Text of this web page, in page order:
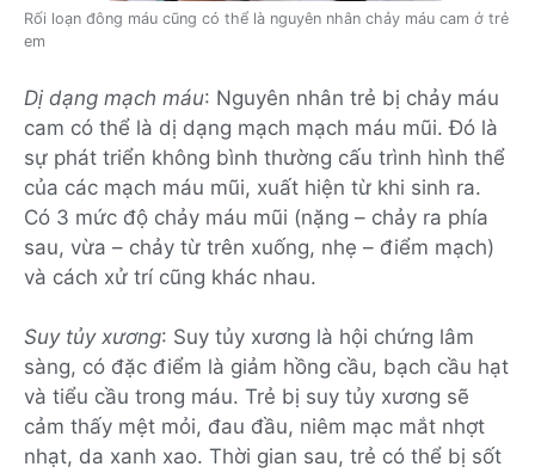
Rối loạn đông máu cũng có thể là nguyên nhân chảy máu cam ở trẻ
em
Dị dạng mạch máu: Nguyên nhân trẻ bị chảy máu
cam có thể là dị dạng mạch mạch máu mũi. Đó là
sự phát triển không bình thường cấu trình hình thể
của các mạch máu mũi, xuất hiện từ khi sinh ra.
Có 3 mức độ chảy máu mũi (nặng – chảy ra phía
sau, vừa – chảy từ trên xuống, nhẹ – điểm mạch)
và cách xử trí cũng khác nhau.
Suy tủy xương: Suy tủy xương là hội chứng lâm
sàng, có đặc điểm là giảm hồng cầu, bạch cầu hạt
và tiểu cầu trong máu. Trẻ bị suy tủy xương sẽ
cảm thấy mệt mỏi, đau đầu, niêm mạc mắt nhợt
nhạt, da xanh xao. Thời gian sau, trẻ có thể bị sốt